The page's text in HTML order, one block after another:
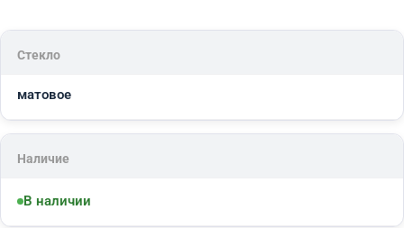
Стекло
матовое
Наличие
В наличии